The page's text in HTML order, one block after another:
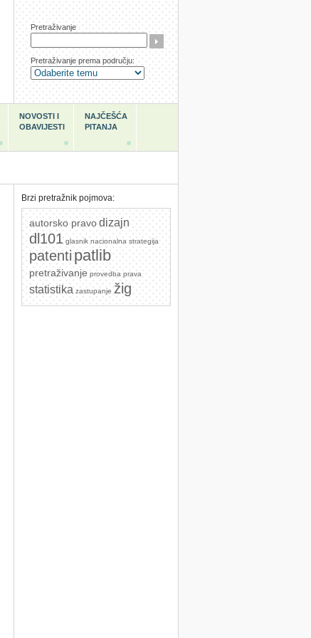
Pretraživanje
Pretraživanje prema području:
NOVOSTI I
OBAVIJESTI
NAJČEŠĆA
PITANJA
Brzi pretražnik pojmova:
autorsko pravodizajn
dl101 glasnik nacionalna strategija
patenti patlib
pretraživanje provedba prava
statistika zastupanje žig